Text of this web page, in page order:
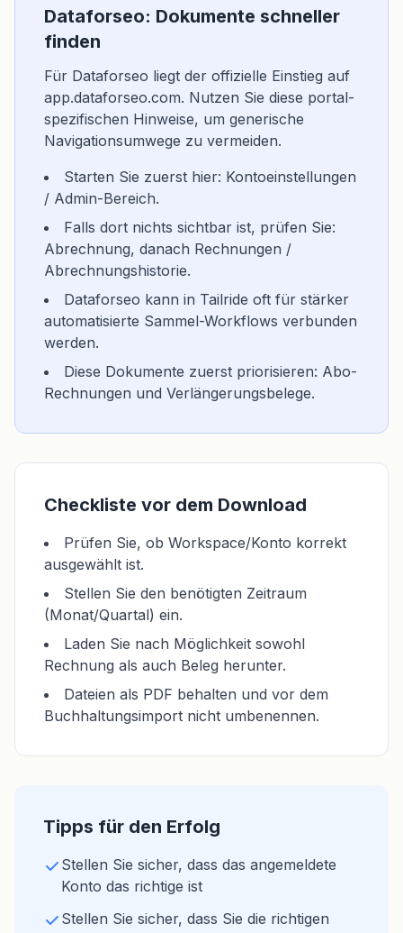
Dataforseo: Dokumente schneller
finden
Für Dataforseo liegt der offizielle Einstieg auf
app.dataforseo.com. Nutzen Sie diese portal-
spezifischen Hinweise, um generische
Navigationsumwege zu vermeiden.
Starten Sie zuerst hier: Kontoeinstellungen
/ Admin-Bereich.
Falls dort nichts sichtbar ist, prüfen Sie:
Abrechnung, danach Rechnungen /
Abrechnungshistorie.
Dataforseo kann in Tailride oft für stärker
automatisierte Sammel-Workflows verbunden
werden.
Diese Dokumente zuerst priorisieren: Abo-
Rechnungen und Verlängerungsbelege.
Checkliste vor dem Download
Prüfen Sie, ob Workspace/Konto korrekt
ausgewählt ist.
Stellen Sie den benötigten Zeitraum
(Monat/Quartal) ein.
Laden Sie nach Möglichkeit sowohl
Rechnung als auch Beleg herunter.
Dateien als PDF behalten und vor dem
Buchhaltungsimport nicht umbenennen.
Tipps für den Erfolg
Stellen Sie sicher, dass das angemeldete
Konto das richtige ist
Stellen Sie sicher, dass Sie die richtigen